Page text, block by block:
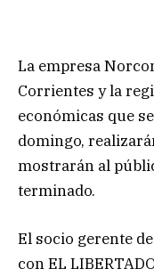
La empresa
Corrientes y la
económicas que
domingo,
mostrarán al
terminado.
El socio gerente
con EL